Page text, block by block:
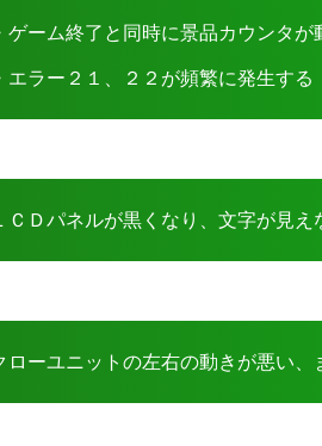
ゲーム終了と同時に景品カウンタが
エラー２１、２２が頻繁に発生する
ＣＤパネルが黒くなり、文字が見え
ローユニットの左右の動きが悪い